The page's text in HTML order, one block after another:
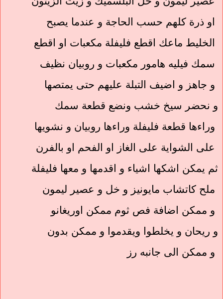
او ذرة كلهم حسب الحاجة و عندما يصبح
الخليط ماعك اقطع فليفلة مكعبات او اقطع
سمك فيليه هامور مكعبات و روبيان نظيف
و جاهز و اضيف التبلة عليهم حتى يمتصها
و نحضر سيخ خشب ونضع قطعة سمك
وراءها قطعة فليفلة وراءها روبيان و نشويها
على الشواية على الغاز او الفحم او بالفرن
ثم يمكن اشكها اشياء و اقدمها و معها فليفلة
ملح كاتشاب مايونيز و خل و عصير ليمون
و ممكن اضافة فص ثوم ممكن اوريغانو
و ريحان و يخلطوا ويقدموا و ممكن بدون
و ممكن الى جانبه رز